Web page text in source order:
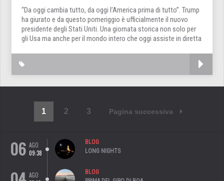
“Da oggi cambia tutto, da oggi l’America prima di tutto”. Trump
ha giurato e da questo pomeriggio è ufficialmente il nuovo
presidente degli Stati Uniti. Una giornata storica non solo per
gli Usa ma anche per il mondo intero che oggi assiste in diretta
1 2 3 Pagina successiva
06 AGO
09:38
BLOG
LONG NIGHTS
AGO
BLOG